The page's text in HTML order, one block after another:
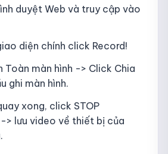
duyệt Web và truy cập vào
diện chính click Record!
Toàn màn hình -> Click Chia
ghi màn hình.
xong, click STOP
-> lưu video về thiết bị của